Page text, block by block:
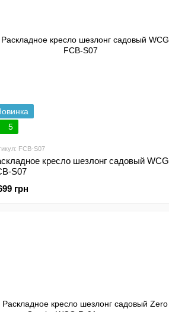
5
FCB-S07
кресло шезлонг садовый WCG
S07
грн